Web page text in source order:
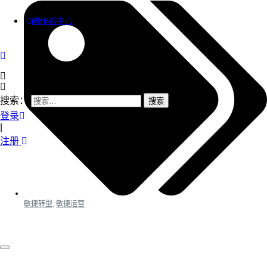
创作者中心
搜索：
登录
注册
敏捷转型 敏捷运营